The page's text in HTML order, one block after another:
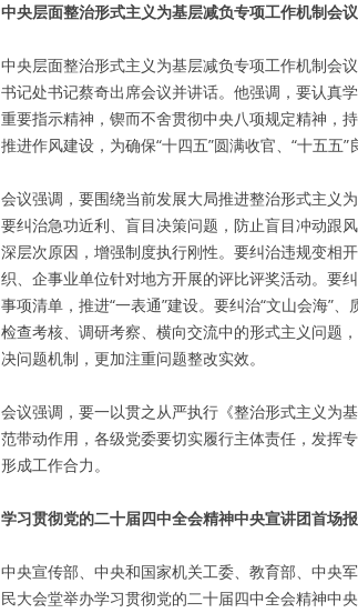
中央层面整治形式主义为基层减负专项工作机制会
中央层面整治形式主义为基层减负专项工作机制会
书记处书记蔡奇出席会议并讲话。他强调，要认真
重要指示精神，锲而不舍贯彻中央八项规定精神，
推进作风建设，为确保“十四五”圆满收官、“十五五”
会议强调，要围绕当前发展大局推进整治形式主义
要纠治急功近利、盲目决策问题，防止盲目冲动跟
深层次原因，增强制度执行刚性。要纠治违规变相
织、企事业单位针对地方开展的评比评奖活动。要
事项清单，推进“一表通”建设。要纠治“文山会海”
检查考核、调研考察、横向交流中的形式主义问题
决问题机制，更加注重问题整改实效。
会议强调，要一以贯之从严执行《整治形式主义为
范带动作用，各级党委要切实履行主体责任，发挥
形成工作合力。
学习贯彻党的二十届四中全会精神中央宣讲团首场
中央宣传部、中央和国家机关工委、教育部、中央
民大会堂举办学习贯彻党的二十届四中全会精神中